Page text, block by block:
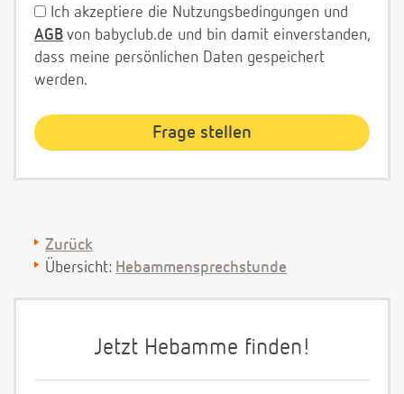
Ich akzeptiere die Nutzungsbedingungen und
AGB von babyclub.de und bin damit einverstanden,
dass meine persönlichen Daten gespeichert
werden.
Zurück
Übersicht: Hebammensprechstunde
Jetzt Hebamme finden!